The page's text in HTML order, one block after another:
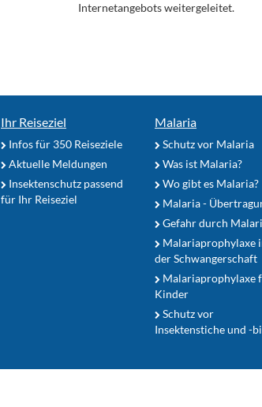
Internetangebots weitergeleitet.
Ihr Reiseziel
Infos für 350 Reiseziele
Aktuelle Meldungen
Insektenschutz passend
für Ihr Reiseziel
Malaria
Schutz vor Malaria
Was ist Malaria?
Wo gibt es Malaria?
Malaria -
Gefahr durch
Malariaprophylaxe
der Schwangerschaft
Malariaprophylaxe
Kinder
Schutz vor
Insektenstiche und -